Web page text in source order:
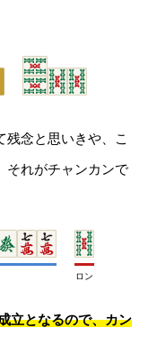
残念と思いきや、こ
それがチャンカンで
ロン
立となるので、カン